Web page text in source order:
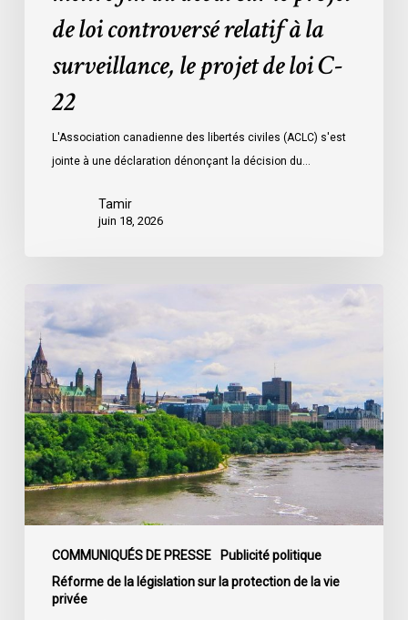
relatif
surveillance,
de loi controversé relatif à la
surveillance, le projet de loi C-
22
L'Association canadienne des libertés civiles (ACLC) s'est
jointe à une déclaration dénonçant la décision du…
Tamir
juin 18, 2026
COMMUNIQUÉS DE PRESSE
Publicité politique
Réforme de la législation sur la protection de la vie
privée
société
civile
appelle
les
dirigeants
politiques
fédéraux
à
soumettre
partis